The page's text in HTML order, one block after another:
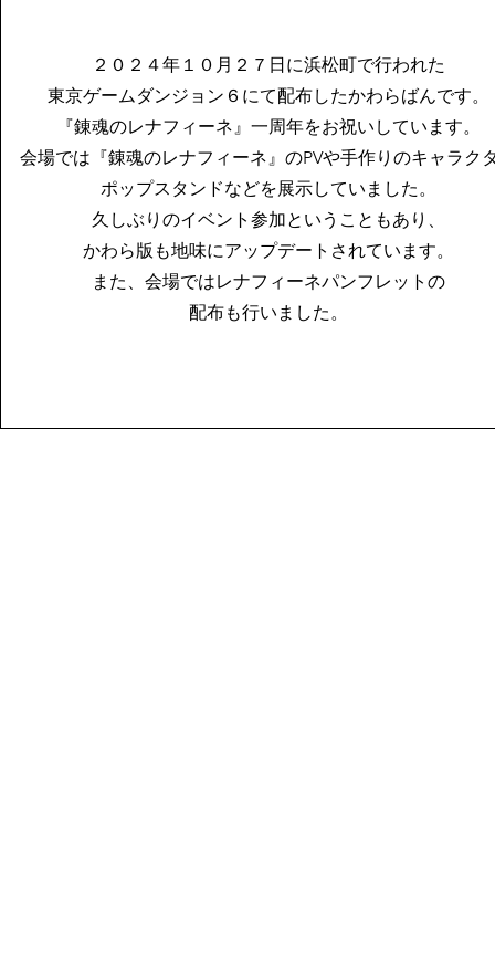
​２０２４年１０月２７日に浜松町で行われた
東京ゲームダンジョン６にて配布したかわらばんです。
『錬魂のレナフィーネ』一周年をお祝いしています。
会場では『錬魂のレナフィーネ』のPVや手作りのキャラク
ポップスタンドなどを展示していました。
久しぶりのイベント参加ということもあり、
かわら版も地味にアップデートされています。​
また、会場ではレナフィーネパンフレットの
配布も行いました。